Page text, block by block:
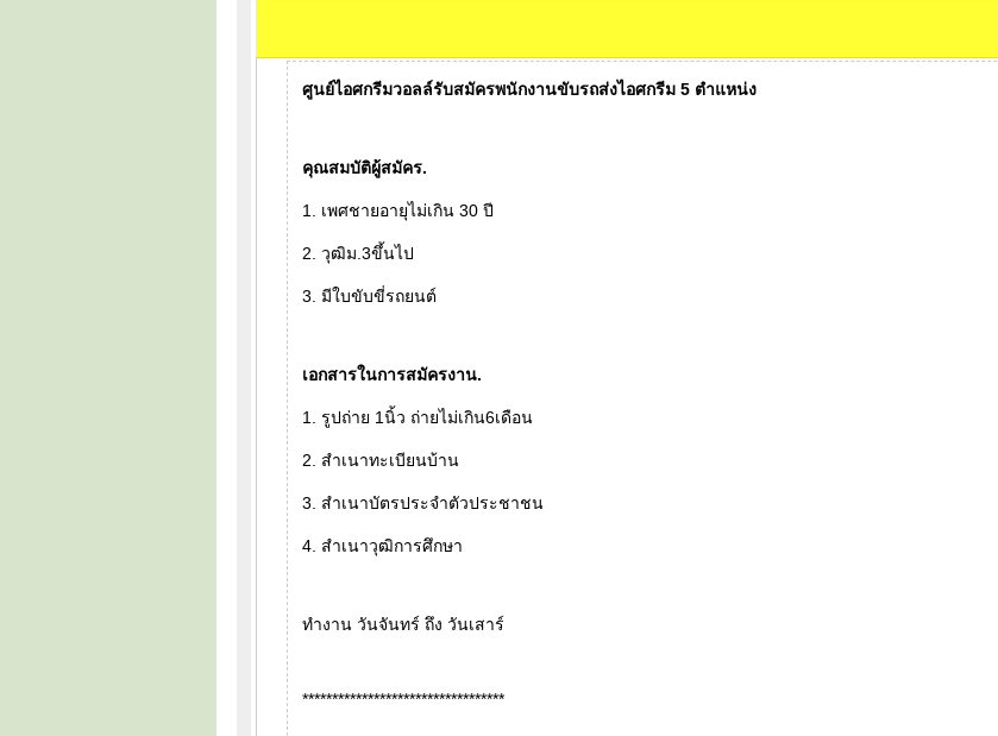
ศูนย์ไอศกรีมวอลล์รับสมัครพนักงานขับรถส่งไอศกรีม 5 ตำแหน่ง
คุณสมบัติผู้สมัคร.
1. เพศชายอายุไม่เกิน 30 ปี
2. วุฒิม.3ขึ้นไป
3. มีใบขับขี่รถยนต์
เอกสารในการสมัครงาน.
1. รูปถ่าย 1นิ้ว ถ่ายไม่เกิน6เดือน
2. สำเนาทะเบียนบ้าน
3. สำเนาบัตรประจำตัวประชาชน
4. สำเนาวุฒิการศึกษา
ทำงาน วันจันทร์ ถึง วันเสาร์
**********************************